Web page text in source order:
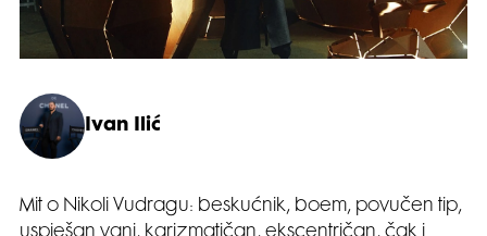
Ivan Ilić
Mit o Nikoli Vudragu: beskućnik, boem, povučen tip,
uspješan vani, karizmatičan, ekscentričan, čak i